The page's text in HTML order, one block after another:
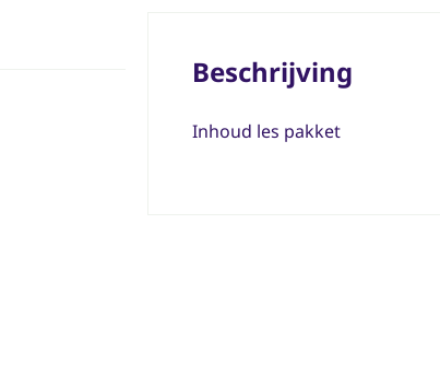
Beschrijving
Inhoud les pakket